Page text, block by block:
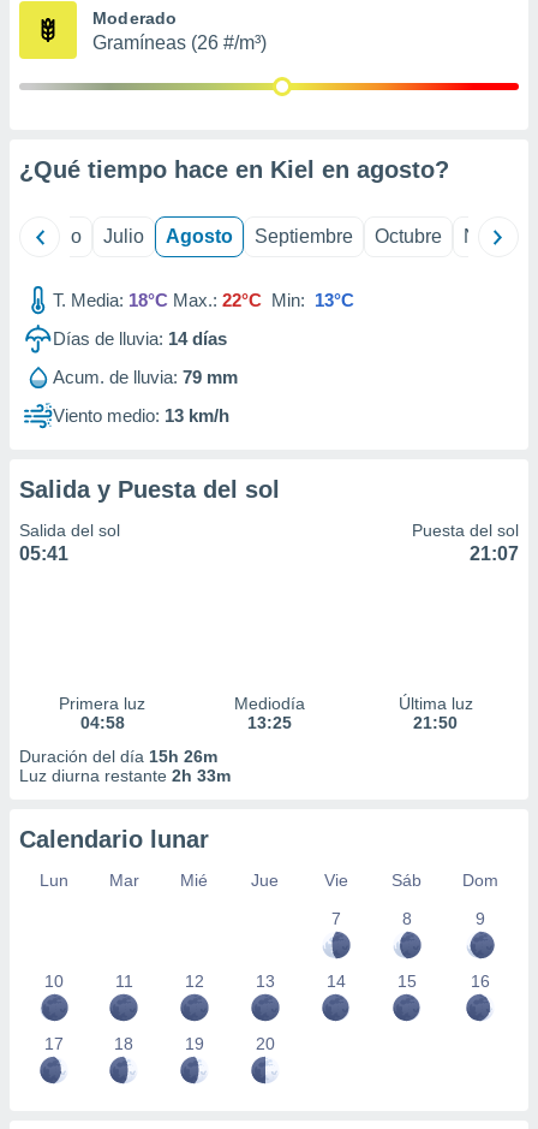
publicidad
publicidad
1199
Moderado
Gramíneas (26 #/m³)
¿Qué tiempo hace en Kiel en agosto?
Junio Julio Agosto Septiembre Octubre
T. Media: 18°C Max.: 22°C Min: 13°C
Días de lluvia: 14días
Acum. de lluvia: 79 mm
Viento medio: 13 km/h
Salida y Puesta del sol
Salida del sol
05:41
Puesta del sol
21:07
Primera luz
04:58
Mediodía
13:25
Última luz
21:50
Duración del día 15h 26m
Luz diurna restante 2h 33m
Calendario lunar
Lun Mar Mié Jue Vie Sáb
Dom
7
8 9
10 11 12 13 14 15 16
17 18 19 20